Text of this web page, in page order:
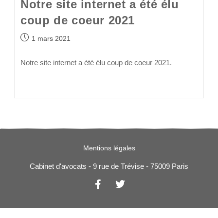
Notre site internet a été élu
coup de coeur 2021
1 mars 2021
Notre site internet a été élu coup de coeur 2021.
Mentions légales
Cabinet d'avocats - 9 rue de Trévise - 75009 Paris